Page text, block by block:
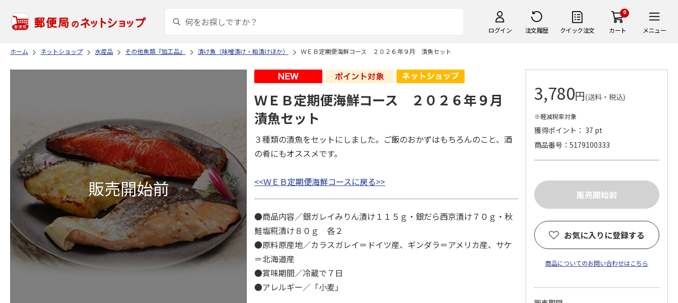
ログイン 注文履歴 クイック注文
0
カート メニュー
ホーム ネットショップ 水産品 その他魚類『加工品』 漬け魚（味噌漬け・粕漬けほか） ＷＥＢ定期便海鮮コース ２０２６年９月 漬魚セット
ＷＥＢ定期便海鮮コース ２０２６年９月
漬魚セット
３種類の漬魚をセットにしました。ご飯のおかずはもちろんのこと、酒
の肴にもオススメです。
<<ＷＥＢ定期便海鮮コースに戻る>>
●商品内容／銀ガレイみりん漬け１１５ｇ・銀だら西京漬け７０ｇ・秋
鮭塩糀漬け８０ｇ 各２
●原料原産地／カラスガレイ＝ドイツ産、ギンダラ＝アメリカ産、サケ
＝北海道産
●賞味期間／冷蔵で７日
●アレルギー／「小麦」
3,780円(送料・税込)
※軽減税率対象
獲得ポイント： 37 pt
商品番号
5179100333
お気に入りに登録する
商品についてのお問い合わせはこちら